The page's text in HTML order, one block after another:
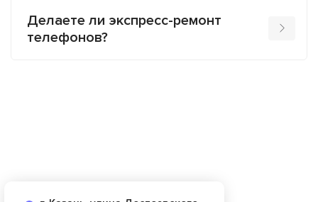
Делаете ли экспресс-ремонт
телефонов?